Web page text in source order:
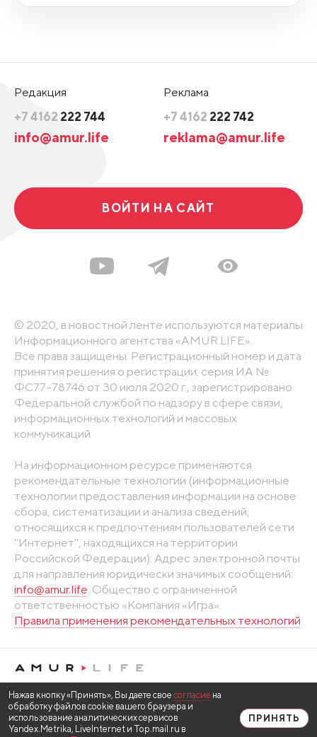
Редакция
+7 4162 222 744
info@amur.life
Реклама
+7 4162 222 742
reklama@amur.life
ВОЙТИ НА САЙТ
© 2020, в новостной ленте используются материалы
Информационного агентства «AMUR.LIFE».
Все права защищены. Регистрационный номер и дата
принятия решения о регистрации: серия ИА №
ФС77-78746 от 30 июля 2020 г., зарегистрировано
Федеральной службой по надзору в сфере связи,
информационных технологий и массовых
коммуникаций
На информационном ресурсе применяются
рекомендательные технологии (информационные
технологии предоставления информации на основе
сбора, систематизации и анализа сведений,
относящихся к предпочтениям пользователей сети
"Интернет", находящихся на территории
Российской Федерации). Адрес электронной почты
для направления юридически значимых сообщений:
info@amur.life. Общество с ограниченной
ответственностью «Компания «Игра».
Правила применения рекомендательных технологий
Нажав кнопку «Принять», Вы даете свое согласие на
обработку файлов cookie вашего браузера и
использование аналитических сервисов
Yandex.Metrika, LiveInternet и Top.mail.ru в
ПРИНЯТЬ